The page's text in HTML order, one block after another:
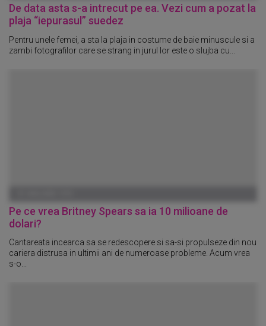
De data asta s-a intrecut pe ea. Vezi cum a pozat la
plaja “iepurasul” suedez
Pentru unele femei, a sta la plaja in costume de baie minuscule si a
zambi fotografilor care se strang in jurul lor este o slujba cu...
Pe ce vrea Britney Spears sa ia 10 milioane de
dolari?
Cantareata incearca sa se redescopere si sa-si propulseze din nou
cariera distrusa in ultimii ani de numeroase probleme. Acum vrea
s-o...